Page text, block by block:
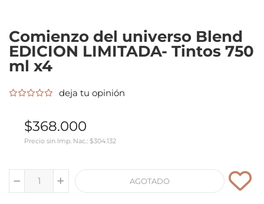
Comienzo del universo Blend
EDICION LIMITADA- Tintos 750
ml x4
deja tu opinión
$368.000
Precio sin Imp. Nac.:$304.132
AGOTADO